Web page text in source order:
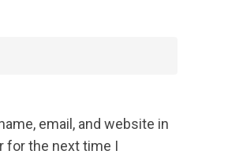
email, and website in
for the next time I